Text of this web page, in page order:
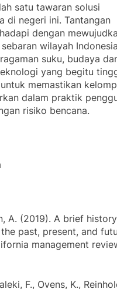
satu tawaran solusi
di negeri ini. Tantangan
dengan
wilayah
suku, budaya
yang begitu
memastikan
dalam praktik
risiko bencana.
A. (2019). A brief
past, present, and
management
F., Ovens, K.,